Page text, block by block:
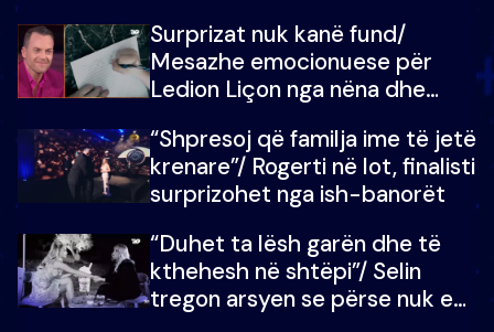
mungojë zilja e mëngjesit kur…
Surprizat nuk kanë fund/
Mesazhe emocionuese për
Ledion Liçon nga nëna dhe
mban dot lotët: Nuk meritoj…
“Shpresoj që familja ime të jetë
krenare”/ Rogerti në lot, finalisti
surprizohet nga ish-banorët
“Duhet ta lësh garën dhe të
kthehesh në shtëpi”/ Selin
tregon arsyen se përse nuk e